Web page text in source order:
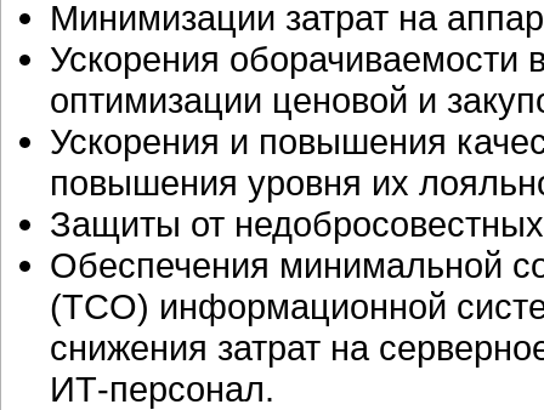
Минимизации затрат на
Ускорения оборачиваемости
оптимизации ценовой и
Ускорения и повышения
повышения уровня их
Защиты от
Обеспечения минимальной
(TCO) информационной
снижения затрат на
ИТ-персонал.